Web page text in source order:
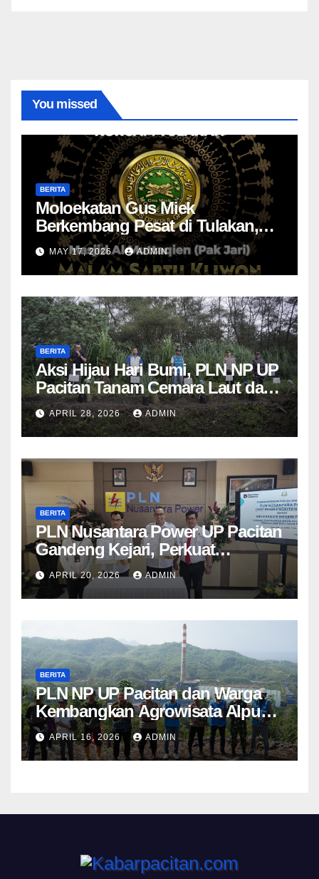
You missed
BERITA
Moloekatan Gus Miek
Berkembang Pesat di Tulakan,
Jamaah Diajak Introspeksi Diri
Lewat Dzikrul Ghofilin
MAY 17, 2026 ADMIN
BERITA
Aksi Hijau Hari Bumi, PLN NP UP
Pacitan Tanam Cemara Laut dan
Pandan
APRIL 28, 2026 ADMIN
BERITA
PLN Nusantara Power UP Pacitan
Gandeng Kejari, Perkuat
Penanganan Hukum Perdata dan
TUN
APRIL 20, 2026 ADMIN
BERITA
PLN NP UP Pacitan dan Warga
Kembangkan Agrowisata Alpukat
Berbasis Lingkungan di
Sudimoro
APRIL 16, 2026 ADMIN